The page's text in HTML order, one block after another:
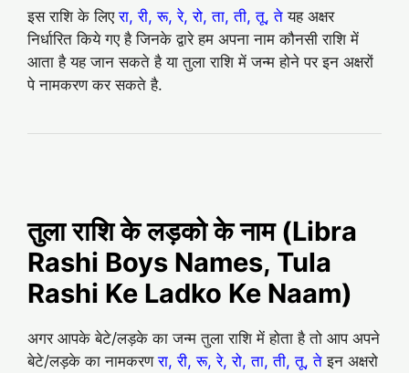
इस राशि के लिएरा, री, रू, रे, रो, ता, ती, तू, ते यह अक्षर
निर्धारित किये गए है जिनके द्वारे हम अपना नाम कौनसी राशि में
आता है यह जान सकते है या तुला राशि में जन्म होने पर इन अक्षरों
पे नामकरण कर सकते है.
तुला राशि के लड़को के नाम (Libra
Rashi Boys Names, Tula
Rashi Ke Ladko Ke Naam)
अगर आपके बेटे/लड़के का जन्म तुला राशि में होता है तो आप अपने
बेटे/लड़के का नामकरणरा, री, रू, रे, रो, ता, ती, तू, ते इन अक्षरो